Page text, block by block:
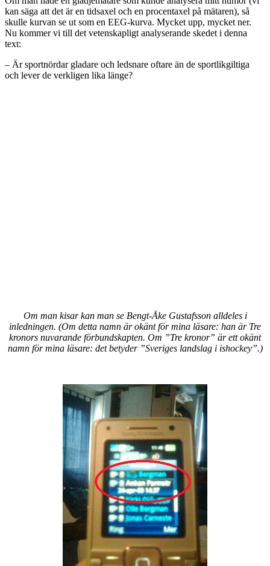
kan säga att det är en tidsaxel och en procentaxel på mätaren), så
skulle kurvan se ut som en EEG-kurva. Mycket upp, mycket ner.
Nu kommer vi till det vetenskapligt analyserande skedet i denna
text:
– Är sportnördar gladare och ledsnare oftare än de sportlikgiltiga
och lever de verkligen lika länge?
Om man kisar kan man se Bengt-Åke Gustafsson alldeles i
inledningen. (Om detta namn är okänt för mina läsare: han är Tre
kronors nuvarande förbundskapten. Om ”Tre kronor” är ett okänt
namn för mina läsare: det betyder ”Sveriges landslag i ishockey”.)